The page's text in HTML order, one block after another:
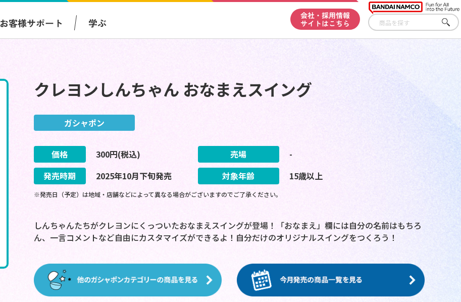
お客様サポート 学ぶ
会社・採用情報
サイトはこちら
さが
す
クレヨンしんちゃん おなまえスイング
ガシャポン
価格 300円(税込) 売場
-
発売時期
2025年10月下旬発売 対象年齢 15歳以上
※発売日（予定）は地域・店舗などによって異なる場合がございますのでご了承ください。
しんちゃんたちがクレヨンにくっついたおなまえスイングが登場！「おなまえ」欄には自分の名前はもちろ
ん、一言コメントなど自由にカスタマイズができるよ！自分だけのオリジナルスイングをつくろう！